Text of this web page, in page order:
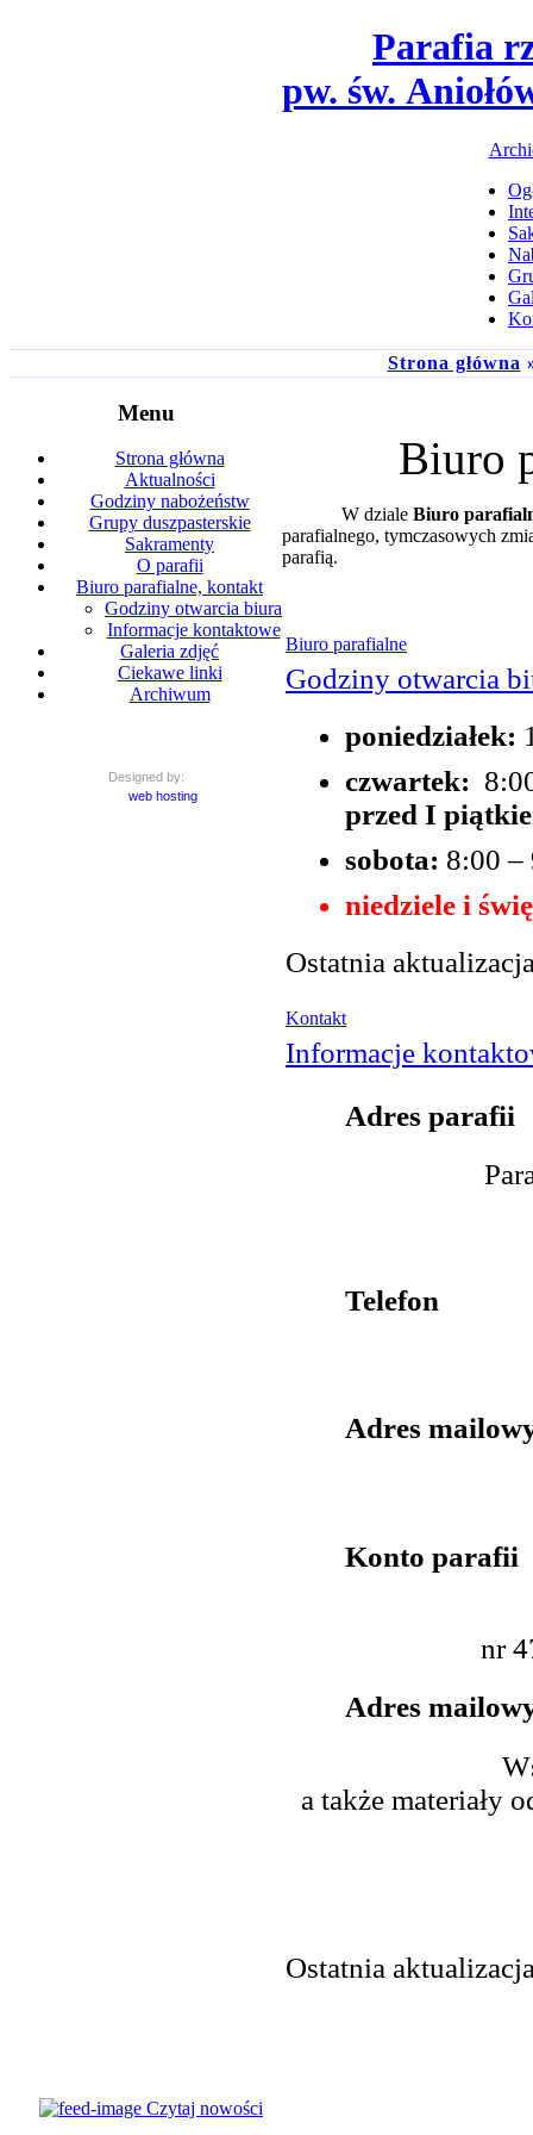
Parafia
pw. św.
Strona główna
Menu
Strona główna
Aktualności
Godziny nabożeństw
Grupy duszpasterskie
Sakramenty
O parafii
Biuro parafialne, kontakt
Godziny otwarcia biura
Informacje kontaktowe
Galeria zdjęć
Ciekawe linki
Archiwum
Designed by:
web hosting
Biuro
W dziale Biuro
parafialnego, tymczasowych
parafią.
Biuro parafialne
Godziny otwarcia
poniedziałek:
czwartek:
przed I
sobota: 8:00 –
niedziele i
Ostatnia
Kontakt
Informacje
Adres parafii
Telefon
Adres
Konto parafii
nr
Adres
a także materiały
Ostatnia
Czytaj nowości